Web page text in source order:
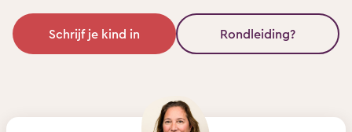
Schrijf je kind in Rondleiding?